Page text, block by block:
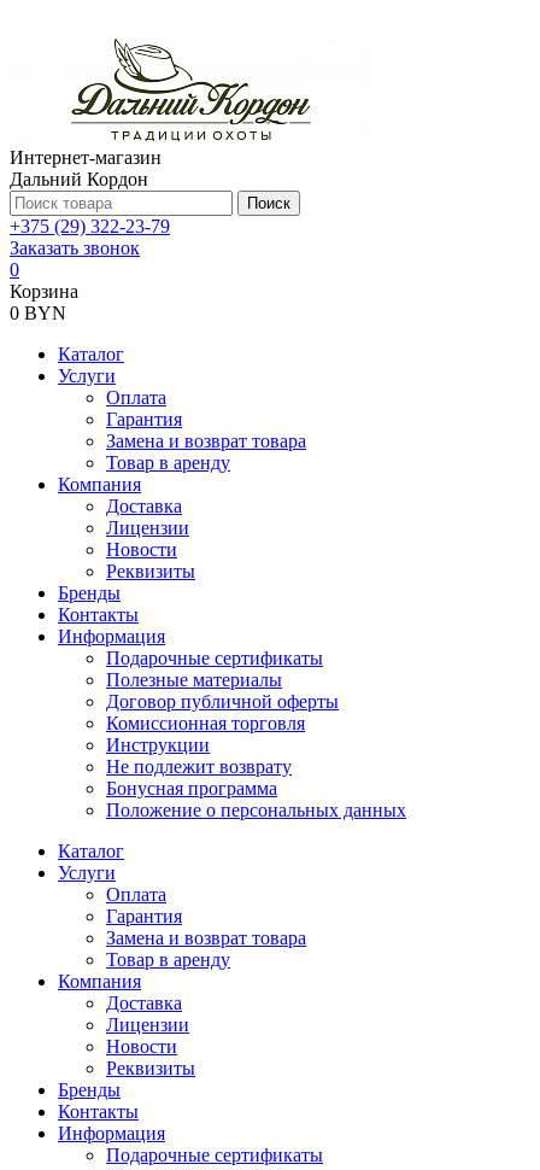
Интернет-магазин
Дальний Кордон
Поиск
+375 (29) 322-23-79
Заказать звонок
0
Корзина
0 BYN
Каталог
Услуги
Оплата
Гарантия
Замена и возврат товара
Товар в аренду
Компания
Доставка
Лицензии
Новости
Реквизиты
Бренды
Контакты
Информация
Подарочные сертификаты
Полезные материалы
Договор публичной оферты
Комиссионная торговля
Инструкции
Не подлежит возврату
Бонусная программа
Положение о персональных данных
Каталог
Услуги
Оплата
Гарантия
Замена и возврат товара
Товар в аренду
Компания
Доставка
Лицензии
Новости
Реквизиты
Бренды
Контакты
Информация
Подарочные сертификаты